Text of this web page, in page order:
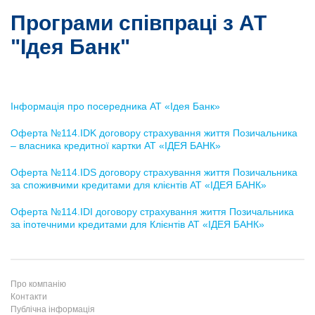
Програми співпраці з АТ
"Ідея Банк"
Інформація про посередника АТ «Ідея Банк»
Оферта №114.IDK договору страхування життя Позичальника
– власника кредитної картки АТ «ІДЕЯ БАНК»
Оферта №114.IDS договору страхування життя Позичальника
за споживчими кредитами для клієнтів АТ «ІДЕЯ БАНК»
Оферта №114.IDI договору страхування життя Позичальника
за іпотечними кредитами для Клієнтів АТ «ІДЕЯ БАНК»
Про компанію
Контакти
Публічна інформація